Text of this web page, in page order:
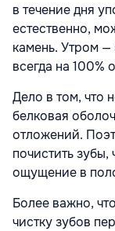
в течение дня
естественно,
камень. Утром —
всегда на 100%
Дело в том, что
белковая
отложений.
почистить
ощущение в
Более важно,
чистку зубов